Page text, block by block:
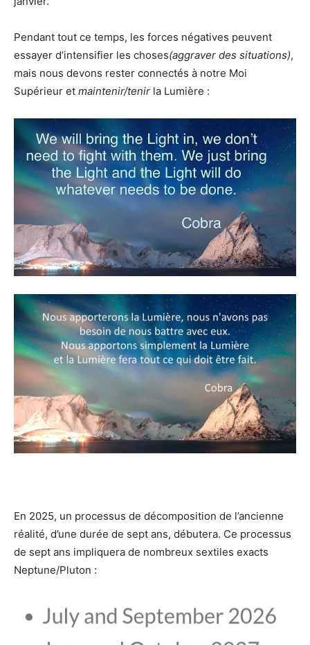
Pendant tout ce temps, les forces négatives peuvent
essayer d’intensifier les choses(aggraver des situations),
mais nous devons rester connectés à notre Moi
Supérieur et maintenir/tenir la Lumière :
En 2025, un processus de décomposition de l’ancienne
réalité, d’une durée de sept ans, débutera. Ce processus
de sept ans impliquera de nombreux sextiles exacts
Neptune/Pluton :